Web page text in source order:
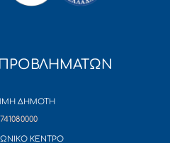
ΔΗΜΟΤΗ
ΚΕΝΤΡΟ